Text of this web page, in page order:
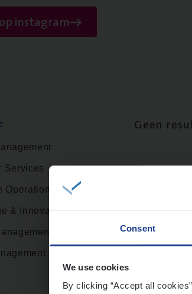
Consent
We use cookies
By clicking “Accept all
instagram
Services
Operations
& Innovation
Geen